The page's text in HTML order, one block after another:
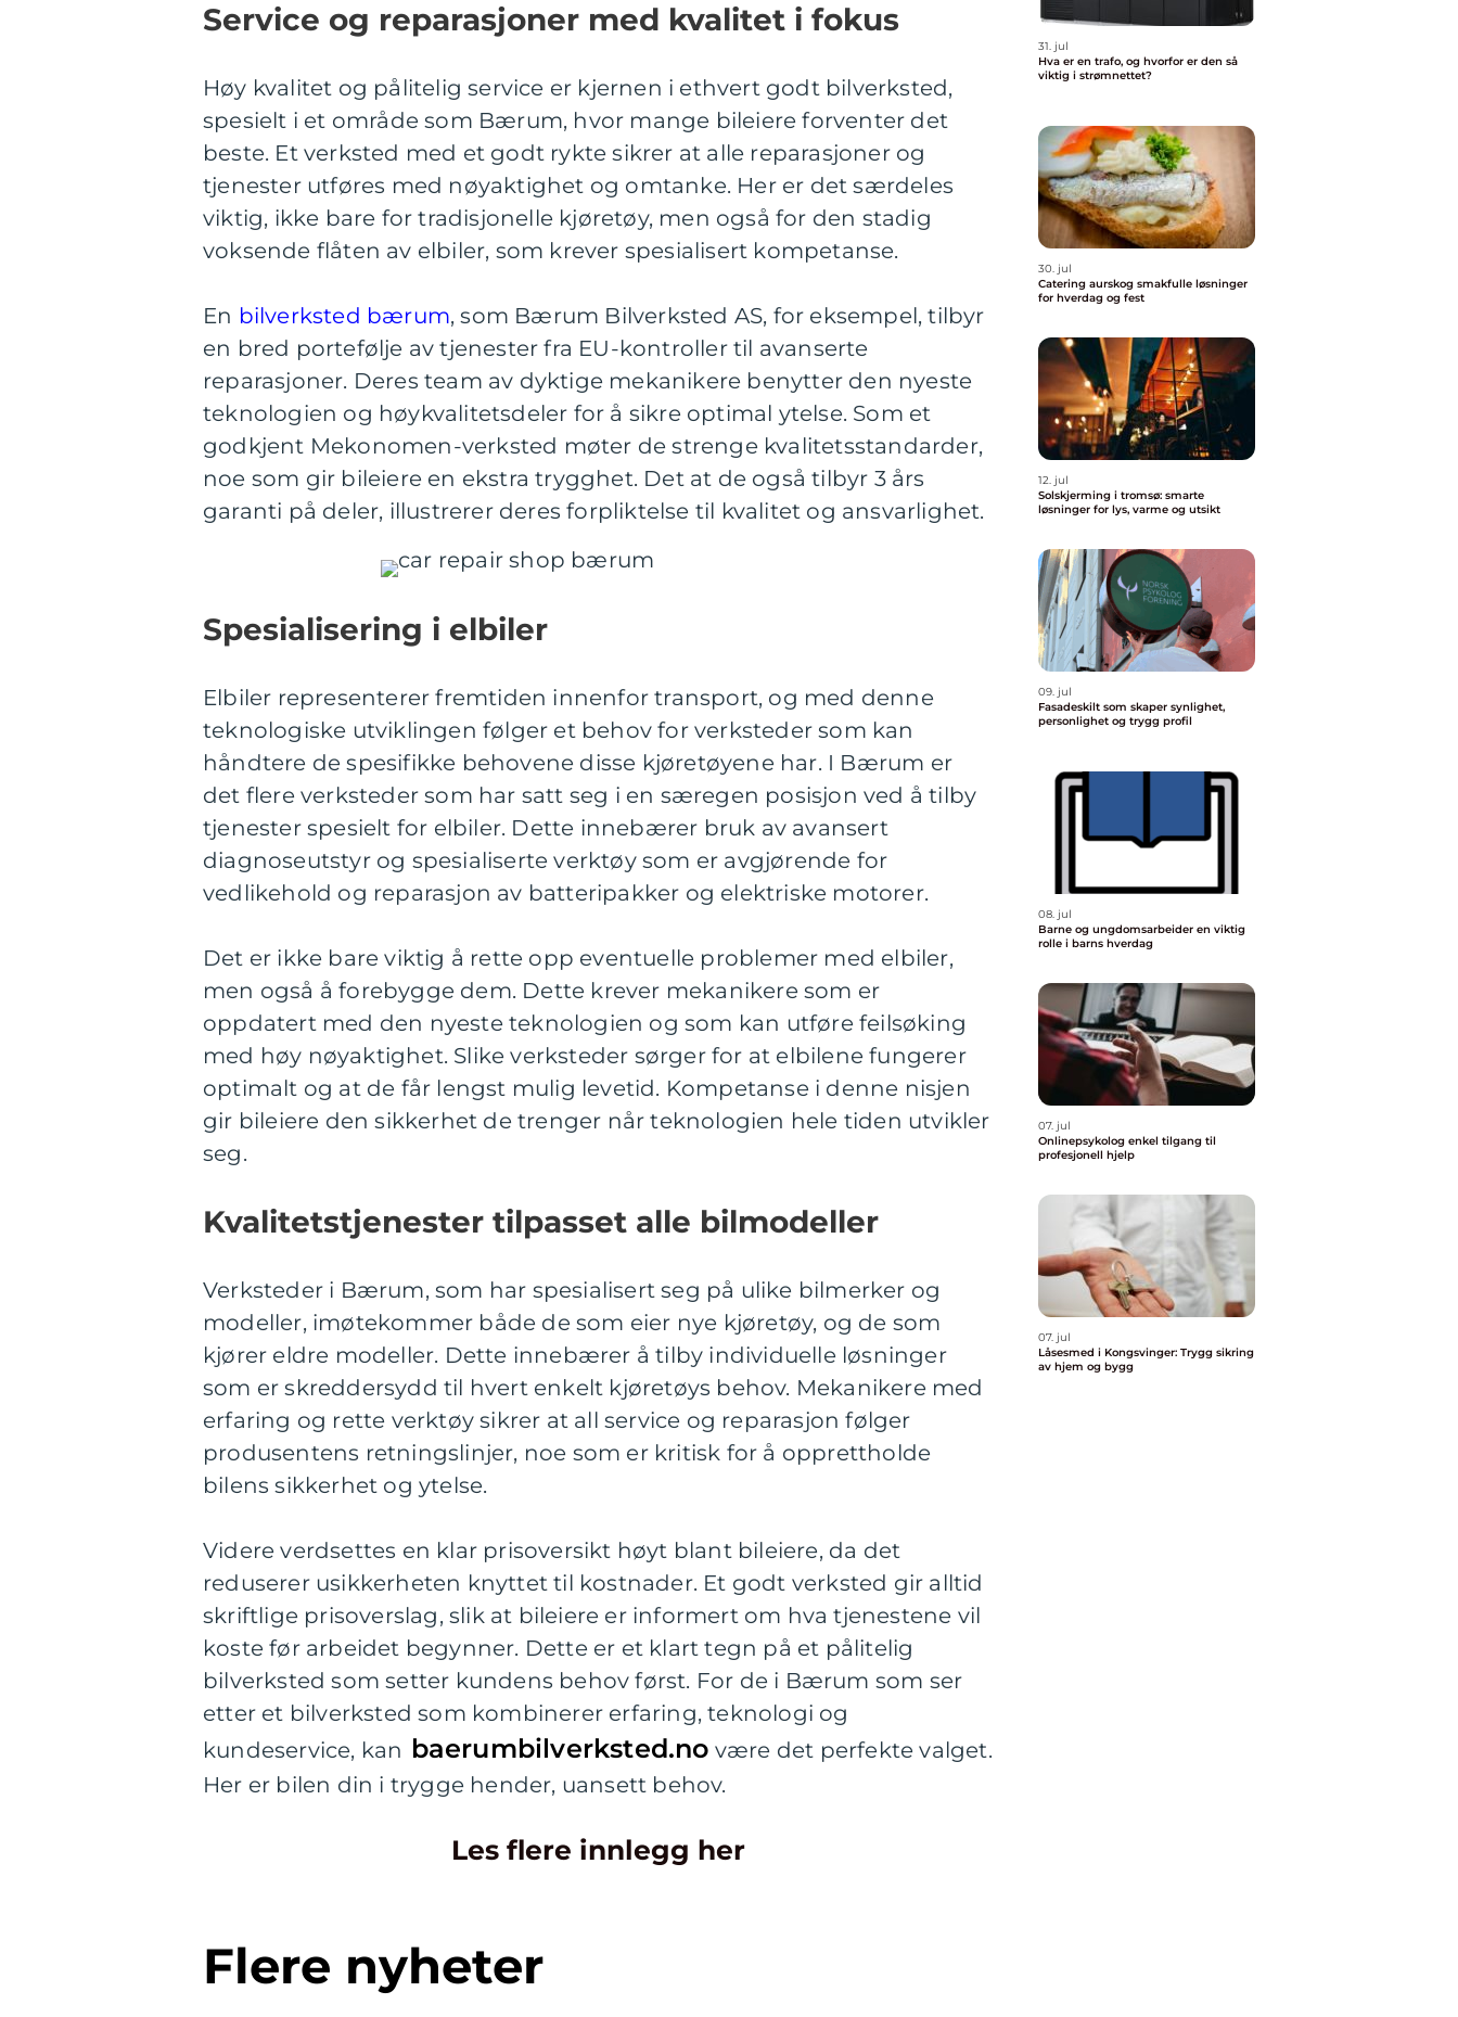
Service og reparasjoner med kvalitet i fokus
Høy kvalitet og pålitelig service er kjernen i ethvert godt bilverksted,
spesielt i et område som Bærum, hvor mange bileiere forventer det
beste. Et verksted med et godt rykte sikrer at alle reparasjoner og
tjenester utføres med nøyaktighet og omtanke. Her er det særdeles
viktig, ikke bare for tradisjonelle kjøretøy, men også for den stadig
voksende flåten av elbiler, som krever spesialisert kompetanse.
En bilverksted bærum, som Bærum Bilverksted AS, for eksempel, tilbyr
en bred portefølje av tjenester fra EU-kontroller til avanserte
reparasjoner. Deres team av dyktige mekanikere benytter den nyeste
teknologien og høykvalitetsdeler for å sikre optimal ytelse. Som et
godkjent Mekonomen-verksted møter de strenge kvalitetsstandarder,
noe som gir bileiere en ekstra trygghet. Det at de også tilbyr 3 års
garanti på deler, illustrerer deres forpliktelse til kvalitet og ansvarlighet.
Spesialisering i elbiler
Elbiler representerer fremtiden innenfor transport, og med denne
teknologiske utviklingen følger et behov for verksteder som kan
håndtere de spesifikke behovene disse kjøretøyene har. I Bærum er
det flere verksteder som har satt seg i en særegen posisjon ved å tilby
tjenester spesielt for elbiler. Dette innebærer bruk av avansert
diagnoseutstyr og spesialiserte verktøy som er avgjørende for
vedlikehold og reparasjon av batteripakker og elektriske motorer.
Det er ikke bare viktig å rette opp eventuelle problemer med elbiler,
men også å forebygge dem. Dette krever mekanikere som er
oppdatert med den nyeste teknologien og som kan utføre feilsøking
med høy nøyaktighet. Slike verksteder sørger for at elbilene fungerer
optimalt og at de får lengst mulig levetid. Kompetanse i denne nisjen
gir bileiere den sikkerhet de trenger når teknologien hele tiden utvikler
seg.
Kvalitetstjenester tilpasset alle bilmodeller
Verksteder i Bærum, som har spesialisert seg på ulike bilmerker og
modeller, imøtekommer både de som eier nye kjøretøy, og de som
kjører eldre modeller. Dette innebærer å tilby individuelle løsninger
som er skreddersydd til hvert enkelt kjøretøys behov. Mekanikere med
erfaring og rette verktøy sikrer at all service og reparasjon følger
produsentens retningslinjer, noe som er kritisk for å opprettholde
bilens sikkerhet og ytelse.
Videre verdsettes en klar prisoversikt høyt blant bileiere, da det
reduserer usikkerheten knyttet til kostnader. Et godt verksted gir alltid
skriftlige prisoverslag, slik at bileiere er informert om hva tjenestene vil
koste før arbeidet begynner. Dette er et klart tegn på et pålitelig
bilverksted som setter kundens behov først. For de i Bærum som ser
etter et bilverksted som kombinerer erfaring, teknologi og
kundeservice, kan baerumbilverksted.no være det perfekte valget.
Her er bilen din i trygge hender, uansett behov.
Les flere innlegg her
Flere nyheter
31. jul
Hva er en trafo, og hvorfor er den så
viktig i strømnettet?
30. jul
Catering aurskog smakfulle løsninger
for hverdag og fest
12. jul
Solskjerming i tromsø: smarte
løsninger for lys, varme og utsikt
09. jul
Fasadeskilt som skaper synlighet,
personlighet og trygg profil
08. jul
Barne og ungdomsarbeider en viktig
rolle i barns hverdag
07. jul
Onlinepsykolog enkel tilgang til
profesjonell hjelp
07. jul
Låsesmed i Kongsvinger: Trygg sikring
av hjem og bygg